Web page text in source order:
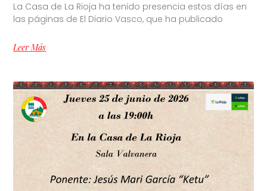
La Casa de La Rioja ha tenido presencia estos días en
las páginas de El Diario Vasco, que ha publicado
Leer Más